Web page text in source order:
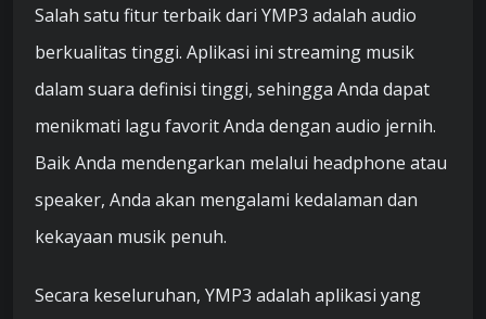
Salah satu fitur terbaik dari YMP3 adalah audio
berkualitas tinggi. Aplikasi ini streaming musik
dalam suara definisi tinggi, sehingga Anda dapat
menikmati lagu favorit Anda dengan audio jernih.
Baik Anda mendengarkan melalui headphone atau
speaker, Anda akan mengalami kedalaman dan
kekayaan musik penuh.
Secara keseluruhan, YMP3 adalah aplikasi yang